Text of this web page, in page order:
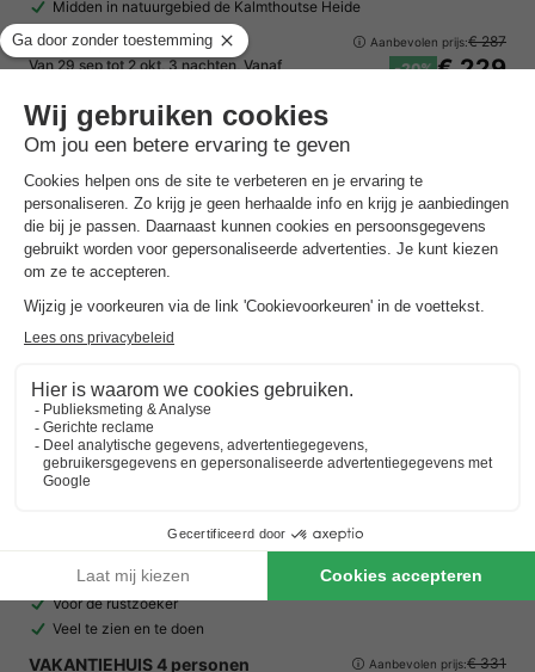
Midden in natuurgebied de Kalmthoutse Heide
Lodge 4 personen
Van 29 sep tot 2 okt, 3 nachten, Vanaf
Aanbevolen prijs:€ 287
-20% € 229
Bekijk alle accommodaties (10)
Zuid-Nederland Sale
Resort Mooi Bemelen
Een resort met moderne vakantiewoningen
Voor de rustzoeker
Veel te zien en te doen
VAKANTIEHUIS 4 personen Aanbevolen prijs:€ 331